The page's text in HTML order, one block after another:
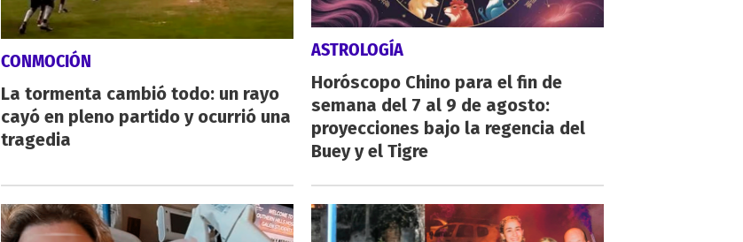
CONMOCIÓN
La tormenta cambió todo: un rayo
cayó en pleno partido y ocurrió una
tragedia
ASTROLOGÍA
Horóscopo Chino para el fin de
semana del 7 al 9 de agosto:
proyecciones bajo la regencia del
Buey y el Tigre